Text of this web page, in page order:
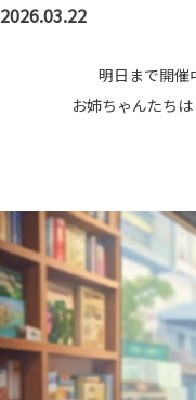
2026.03.22
明日まで開催
お姉ちゃんたち